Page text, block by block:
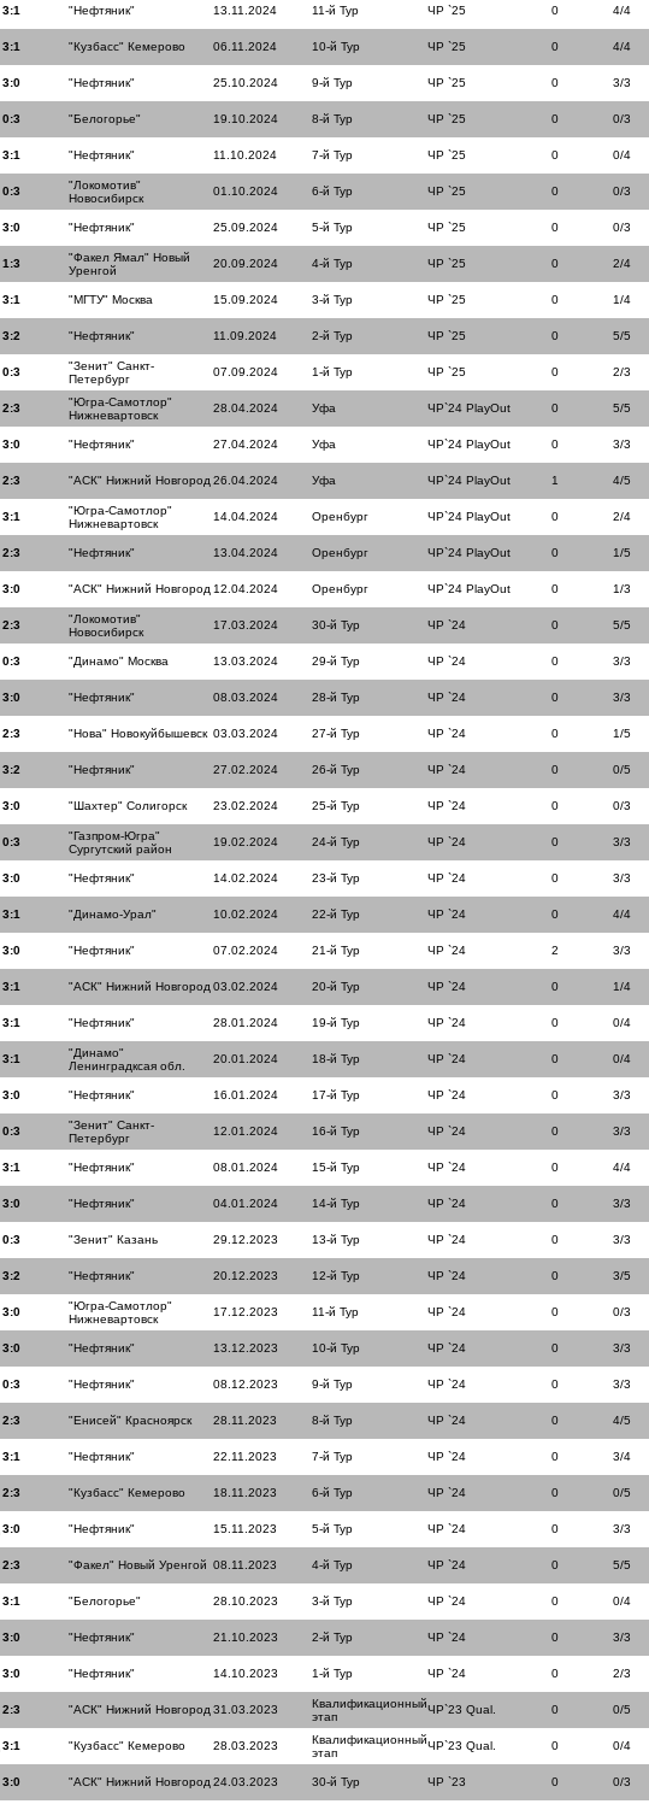
3:1 "Нефтяник" 13.11.2024 11-й Тур ЧР `25 0 4/4
3:1 "Кузбасс" Кемерово 06.11.2024 10-й Тур ЧР `25 0 4/4
3:0 "Нефтяник" 25.10.2024 9-й Тур ЧР `25 0 3/3
0:3 "Белогорье" 19.10.2024 8-й Тур ЧР `25 0 0/3
3:1 "Нефтяник" 11.10.2024 7-й Тур ЧР `25 0 0/4
0:3
"Локомотив"
Новосибирск
01.10.2024 6-й Тур ЧР `25 0 0/3
3:0 "Нефтяник" 25.09.2024 5-й Тур ЧР `25 0 0/3
1:3
"Факел Ямал" Новый
Уренгой
20.09.2024 4-й Тур ЧР `25 0 2/4
3:1 "МГТУ" Москва 15.09.2024 3-й Тур ЧР `25 0 1/4
3:2 "Нефтяник" 11.09.2024 2-й Тур ЧР `25 0 5/5
0:3
"Зенит" Санкт-
Петербург
07.09.2024 1-й Тур ЧР `25 0 2/3
2:3
"Югра-Самотлор"
Нижневартовск
28.04.2024 Уфа ЧР`24 PlayOut 0 5/5
3:0 "Нефтяник" 27.04.2024 Уфа ЧР`24 PlayOut 0 3/3
2:3 "АСК" Нижний Новгород 26.04.2024 Уфа ЧР`24 PlayOut 1 4/5
3:1
"Югра-Самотлор"
Нижневартовск
14.04.2024 Оренбург ЧР`24 PlayOut 0 2/4
2:3 "Нефтяник" 13.04.2024 Оренбург ЧР`24 PlayOut 0 1/5
3:0 "АСК" Нижний Новгород 12.04.2024 Оренбург ЧР`24 PlayOut 0 1/3
2:3
"Локомотив"
Новосибирск
17.03.2024 30-й Тур ЧР `24 0 5/5
0:3 "Динамо" Москва 13.03.2024 29-й Тур ЧР `24 0 3/3
3:0 "Нефтяник" 08.03.2024 28-й Тур ЧР `24 0 3/3
2:3 "Нова" Новокуйбышевск 03.03.2024 27-й Тур ЧР `24 0 1/5
3:2 "Нефтяник" 27.02.2024 26-й Тур ЧР `24 0 0/5
3:0 "Шахтер" Солигорск 23.02.2024 25-й Тур ЧР `24 0 0/3
0:3
"Газпром-Югра"
Сургутский район
19.02.2024 24-й Тур ЧР `24 0 3/3
3:0 "Нефтяник" 14.02.2024 23-й Тур ЧР `24 0 3/3
3:1 "Динамо-Урал" 10.02.2024 22-й Тур ЧР `24 0 4/4
3:0 "Нефтяник" 07.02.2024 21-й Тур ЧР `24 2 3/3
3:1 "АСК" Нижний Новгород 03.02.2024 20-й Тур ЧР `24 0 1/4
3:1 "Нефтяник" 28.01.2024 19-й Тур ЧР `24 0 0/4
3:1
"Динамо"
Ленинградксая обл.
20.01.2024 18-й Тур ЧР `24 0 0/4
3:0 "Нефтяник" 16.01.2024 17-й Тур ЧР `24 0 3/3
0:3
"Зенит" Санкт-
Петербург
12.01.2024 16-й Тур ЧР `24 0 3/3
3:1 "Нефтяник" 08.01.2024 15-й Тур ЧР `24 0 4/4
3:0 "Нефтяник" 04.01.2024 14-й Тур ЧР `24 0 3/3
0:3 "Зенит" Казань 29.12.2023 13-й Тур ЧР `24 0 3/3
3:2 "Нефтяник" 20.12.2023 12-й Тур ЧР `24 0 3/5
3:0
"Югра-Самотлор"
Нижневартовск
17.12.2023 11-й Тур ЧР `24 0 0/3
3:0 "Нефтяник" 13.12.2023 10-й Тур ЧР `24 0 3/3
0:3 "Нефтяник" 08.12.2023 9-й Тур ЧР `24 0 3/3
2:3 "Енисей" Красноярск 28.11.2023 8-й Тур ЧР `24 0 4/5
3:1 "Нефтяник" 22.11.2023 7-й Тур ЧР `24 0 3/4
2:3 "Кузбасс" Кемерово 18.11.2023 6-й Тур ЧР `24 0 0/5
3:0 "Нефтяник" 15.11.2023 5-й Тур ЧР `24 0 3/3
2:3 "Факел" Новый Уренгой 08.11.2023 4-й Тур ЧР `24 0 5/5
3:1 "Белогорье" 28.10.2023 3-й Тур ЧР `24 0 0/4
3:0 "Нефтяник" 21.10.2023 2-й Тур ЧР `24 0 3/3
3:0 "Нефтяник" 14.10.2023 1-й Тур ЧР `24 0 2/3
2:3 "АСК" Нижний Новгород 31.03.2023
Квалификационный
этап
ЧР`23 Qual. 0 0/5
3:1 "Кузбасс" Кемерово 28.03.2023
Квалификационный
этап
ЧР`23 Qual. 0 0/4
3:0 "АСК" Нижний Новгород 24.03.2023 30-й Тур ЧР `23 0 0/3